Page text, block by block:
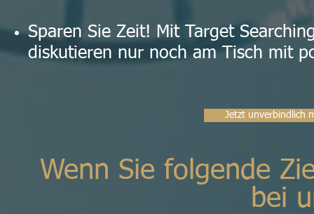
Sparen Sie Zeit! Mit Target
diskutieren nur noch am Tisch mit
Jetzt unverbindlich
Wenn Sie folgende
bei